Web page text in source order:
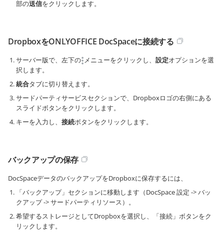
部の送信をクリックします。
DropboxをONLYOFFICE DocSpaceに接続する
サーバー版で、左下の メニューをクリックし、 設定オプションを選
択します。
統合タブに切り替えます。
サードパーティサービスセクションで、Dropboxロゴの右側にある
スライドボタンをクリックします。
キーを入力し、 接続ボタンをクリックします。
バックアップの保存
DocSpaceデータのバックアップをDropboxに保存するには、
「バックアップ」セクションに移動します（DocSpace 設定 -> バッ
クアップ -> サードパーティリソース）。
希望するストレージとしてDropboxを選択し、「接続」ボタンをク
リックします。